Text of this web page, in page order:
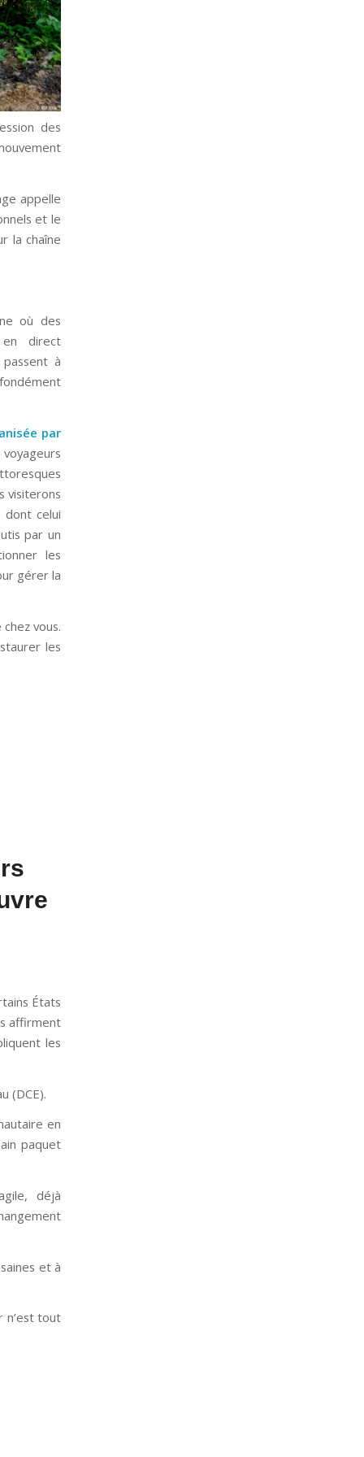
des
appelle
et le
la chaîne
où des
direct
passent à
par
visiterons
dont celui
par un
les
gérer la
vous.
les
États
affirment
les
(DCE).
en
paquet
déjà
et à
n’est tout